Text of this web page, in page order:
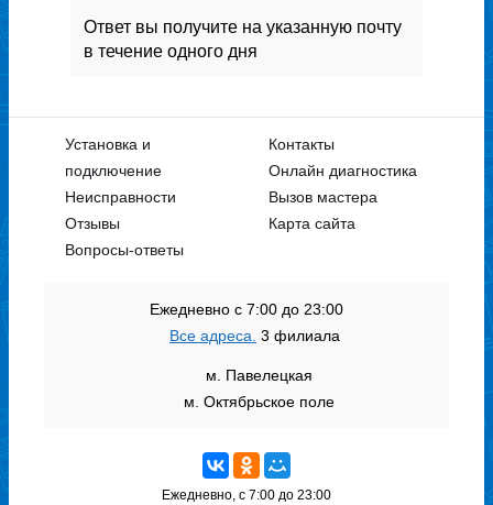
Ответ вы получите на указанную почту
в течение одного дня
Установка и
подключение
Неисправности
Отзывы
Вопросы-ответы
Контакты
Онлайн диагностика
Вызов мастера
Карта сайта
Ежедневно с 7:00 до 23:00
Все адреса. 3 филиала
м. Павелецкая
м. Октябрьское поле
Ежедневно, с 7:00 до 23:00